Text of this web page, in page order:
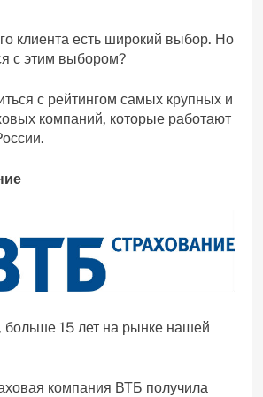
клиента есть широкий выбор. Но
с этим выбором?
с рейтингом самых крупных и
компаний, которые работают
больше 15 лет на рынке нашей
компания ВТБ получила